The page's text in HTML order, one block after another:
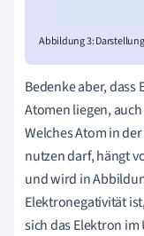
Abbildung 3:
Bedenke aber,
Atomen liegen,
Welches Atom in
nutzen darf, hängt
und wird in
Elektronegativität
sich das Elektron